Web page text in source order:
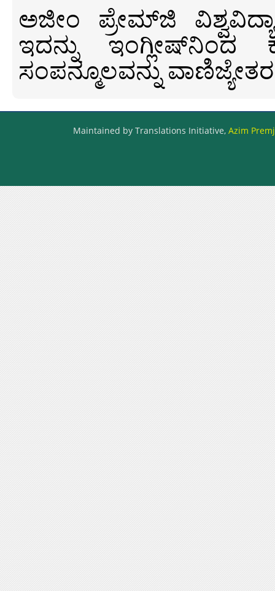
ಅಜೀಂ ಪ್ರೇಮ್‍ಜಿ
ಇದನ್ನು ಇಂಗ್ಲೀಷ್‍ನಿಂದ
ಸಂಪನ್ಮೂಲವನ್ನು
Maintained by Translations Initiative, Azim